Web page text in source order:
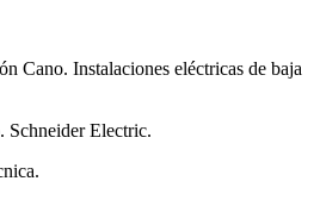
Cano. Instalaciones eléctricas de baja
Schneider Electric.